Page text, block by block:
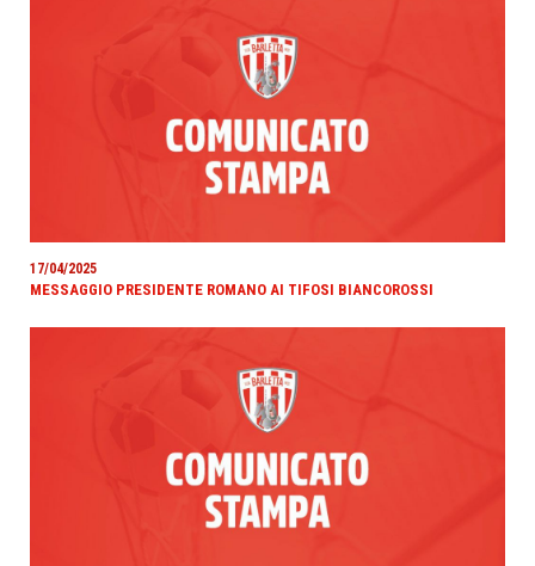
17/04/2025
MESSAGGIO PRESIDENTE ROMANO AI TIFOSI BIANCOROSSI